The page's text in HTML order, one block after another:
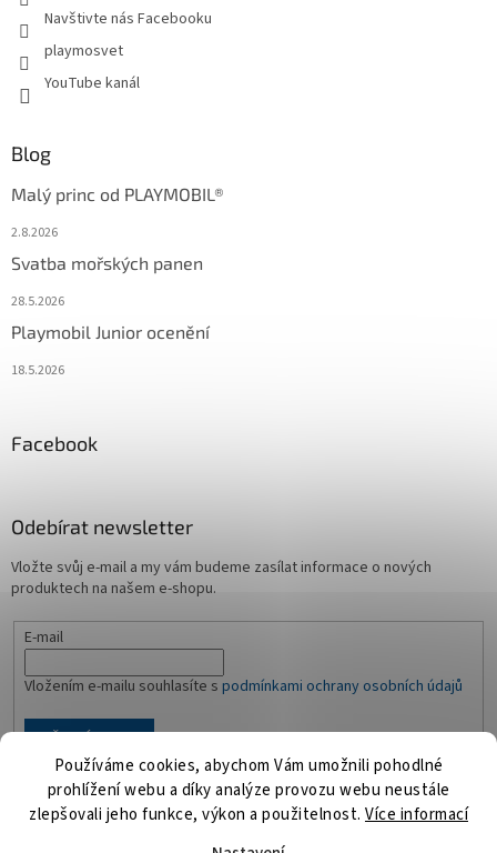
Používáme cookies, abychom Vám umožnili pohodlné
prohlížení webu a díky analýze provozu webu neustále
zlepšovali jeho funkce, výkon a použitelnost. Více informací
Navštivte nás Facebooku
playmosvet
YouTube kanál
Blog
Malý princ od PLAYMOBIL®
2.8.2026
Svatba mořských panen
28.5.2026
Playmobil Junior ocenění
18.5.2026
Facebook
Odebírat newsletter
Vložte svůj e-mail a my vám budeme zasílat informace o nových
produktech na našem e-shopu.
E-mail
Vložením e-mailu souhlasíte s podmínkami ochrany osobních údajů
PŘIHLÁSIT SE